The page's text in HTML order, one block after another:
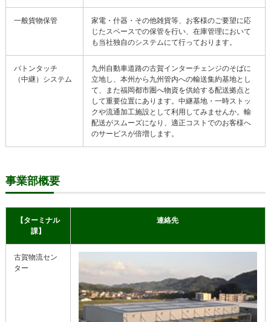
一般貨物保管
家電・什器・その他雑貨等、お客様のご要望に応
じたスペースでの保管を行い、在庫管理において
も当社独自のシステムにて行っております。
バトンタッチ
（中継）システム
九州自動車道路の古賀インターチェンジのそばに
立地し、本州から九州管内への輸送集約基地とし
て、また福岡都市圏へ物資を供給する配送拠点と
して重要位置にあります。中継基地・一時ストッ
クや流通加工施設として利用してみませんか。輸
配送がスムーズになり、適正コストでのお客様へ
のサービスが倍増します。
事業部概要
【ターミナル
課】
連絡先
古賀物流セン
ター